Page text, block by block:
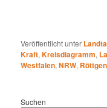
Veröffentlicht unter
Kraft,Kreisdiagramm,
Westfalen,NRW, Röttgen
Suchen